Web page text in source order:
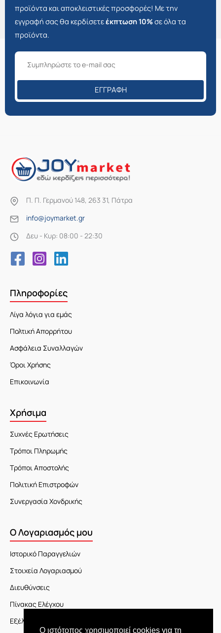
Ο ιστότοπος χρησιμοποιεί cookies για τη
προϊόντα και αποκλειστικές προσφορές! Με την
εγγραφή σας θα κερδίσετεέκπτωση 10%σε όλα τα
προϊόντα.
ΕΓΓΡΑΦΉ
Π. Π. Γερμανού 148, 263 31, Πάτρα
info@joymarket.gr
Δευ - Κυρ: 08:00 - 22:30
Πληροφορίες
Λίγα λόγια για εμάς
Πολτική Απορρήτου
Ασφάλεια Συναλλαγών
Όροι Χρήσης
Επικοινωνία
Χρήσιμα
Συχνές Ερωτήσεις
Τρόποι Πληρωμής
Τρόποι Αποστολής
Πολιτική Επιστροφών
Συνεργασία Χονδρικής
Ο Λογαριασμός μου
Ιστορικό Παραγγελιών
Στοιχεία Λογαριασμού
Διευθύνσεις
Πίνακας Ελέγχου
Εξέλιξη Παραγγελίας